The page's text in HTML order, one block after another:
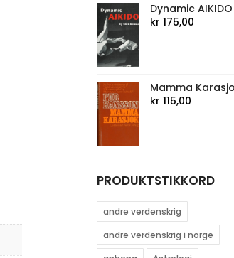
Dynamic AIKIDO
kr 175,00
Mamma
kr 115,00
PRODUKTSTIKKORD
andre verdenskrig
andre verdenskrig i norge